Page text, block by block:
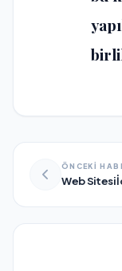
ÖNCEKİ
Web Sitesi